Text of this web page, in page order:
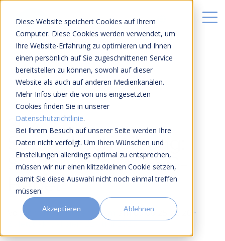
Diese Website speichert Cookies auf Ihrem
Computer. Diese Cookies werden verwendet, um
Ihre Website-Erfahrung zu optimieren und Ihnen
einen persönlich auf Sie zugeschnittenen Service
bereitstellen zu können, sowohl auf dieser
Website als auch auf anderen Medienkanälen.
Mehr Infos über die von uns eingesetzten
Cookies finden Sie in unserer
Datenschutzrichtlinie.
Bei Ihrem Besuch auf unserer Seite werden Ihre
Daten nicht verfolgt. Um Ihren Wünschen und
Einstellungen allerdings optimal zu entsprechen,
müssen wir nur einen klitzekleinen Cookie setzen,
damit Sie diese Auswahl nicht noch einmal treffen
müssen.
Akzeptieren Ablehnen
15 MIN LESEZEIT
30%
Superabschreibung:
Steuervorteil & ESG-
Hebel
Von Johannes Fiegenbaum am09.06.25 22:26 ·
Zuletzt aktualisiert 22. Juni 2026